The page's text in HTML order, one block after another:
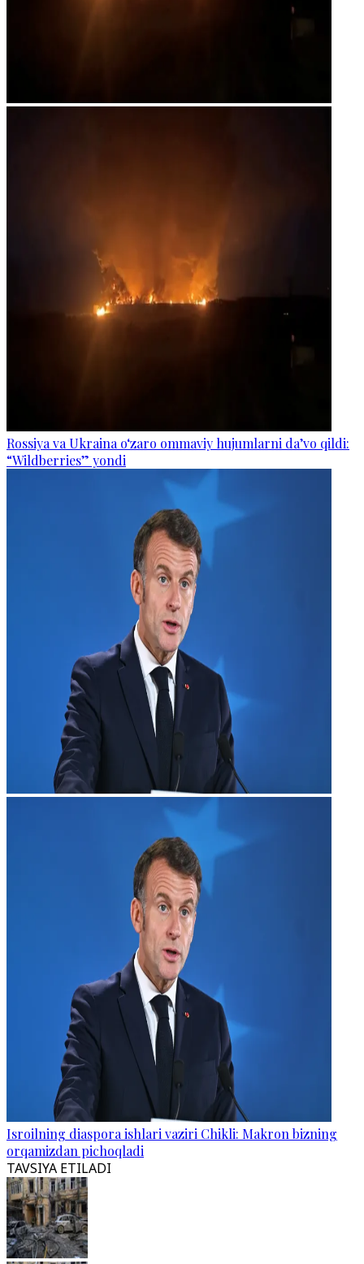
Rossiya va Ukraina o‘zaro ommaviy hujumlarni da’vo qildi:
“Wildberries” yondi
Isroilning diaspora ishlari vaziri Chikli: Makron bizning
orqamizdan pichoqladi
TAVSIYA ETILADI